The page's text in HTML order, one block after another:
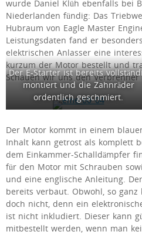
wurde Daniel Klüh ebenfalls bei
Niederlanden fündig: Das
Hubraum von Eagle Master
Leistungsdaten fand er
elektrischen Anlasser eine
kurzum der Motor bestellt und
Schauen wir uns den
Der E-Starter ist bereits
montiert und die Zahnräder
ordentlich geschmiert.
Der Motor kommt in einem
Inhalt kann getrost als komplett
dem Einkammer-Schalldämpfer
für den Motor mit Schrauben
und eine englische Anleitung.
bereits verbaut. Obwohl, so
doch nicht, denn ein
ist nicht inkludiert. Dieser kann
mitbestellt werden, wenn man